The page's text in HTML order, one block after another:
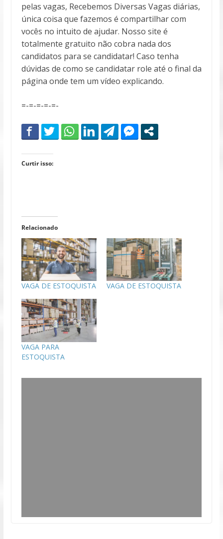
pelas vagas, Recebemos Diversas Vagas diárias,
única coisa que fazemos é compartilhar com
vocês no intuito de ajudar. Nosso site é
totalmente gratuito não cobra nada dos
candidatos para se candidatar! Caso tenha
dúvidas de como se candidatar role até o final da
página onde tem um vídeo explicando.
=-=-=-=-=-
Curtir isso:
Relacionado
VAGA DE ESTOQUISTA VAGA DE ESTOQUISTA
VAGA PARA
ESTOQUISTA